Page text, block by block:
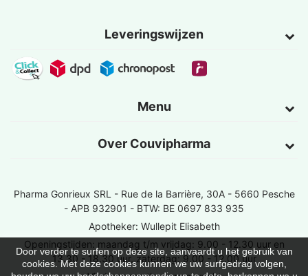
Leveringswijzen
Menu
Over Couvipharma
Door verder te surfen op deze site, aanvaardt u het gebruik van
cookies. Met deze cookies kunnen we uw surfgedrag volgen,
Pharma Gonrieux SRL - Rue de la Barrière, 30A - 5660 Pesche
- APB 932901 - BTW: BE 0697 833 935
Apotheker: Wullepit Elisabeth
Openingstijden: maandag t/m vrijdag: 9.00 - 12.30 uur en
13.30 - 18.30 uur, zaterdag: 9.00 - 12.00 uur